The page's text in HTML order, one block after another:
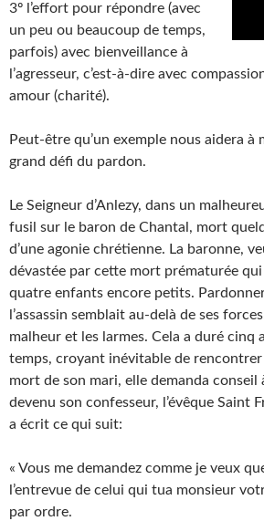
3º l’effort pour répondre (avec
un peu ou beaucoup de temps,
parfois) avec bienveillance à
l’agresseur, c’est-à-dire avec
amour (charité).
Peut-être qu’un exemple nous aidera à
grand défi du pardon.
Le Seigneur d’Anlezy, dans un
fusil sur le baron de Chantal, mort
d’une agonie chrétienne. La baronne,
dévastée par cette mort prématurée qui
quatre enfants encore petits.
l’assassin semblait au-delà de ses
malheur et les larmes. Cela a duré cinq
temps, croyant inévitable de rencontrer
mort de son mari, elle demanda
devenu son confesseur, l’évêque Saint
a écrit ce qui suit:
« Vous me demandez comme je veux
l’entrevue de celui qui tua monsieur
par ordre.